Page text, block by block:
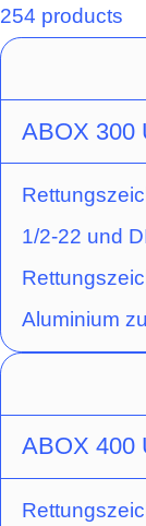
254 products
ABOX 300
1/2-22 und
Aluminium
erfolgt die
Leuchte, bei
ABOX 400